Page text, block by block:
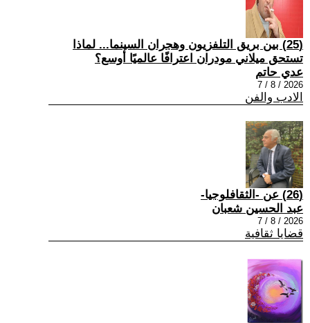
(25) بين بريق التلفزيون وهجران السينما... لماذا
تستحق ميلاني مودران اعترافًا عالميًا أوسع؟
عدي حاتم
2026 / 8 / 7
الادب والفن
(26) عن -الثقافلوجيا-
عبد الحسين شعبان
2026 / 8 / 7
قضايا ثقافية